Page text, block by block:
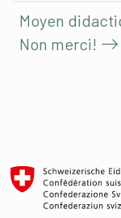
Moyen
Non merci!